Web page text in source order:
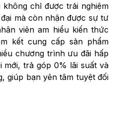
không chỉ được trải nghiệm
mà còn nhận được sự tư
viên am hiểu kiến thức
kết cung cấp sản phẩm
chương trình ưu đãi hấp
trả góp 0% lãi suất và
giúp bạn yên tâm tuyệt đối